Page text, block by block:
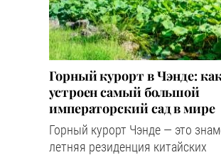
Горный курорт в Чэнде:
устроен самый большой
императорский сад в мире
Горный курорт Чэнде — это
летняя резиденция китайских